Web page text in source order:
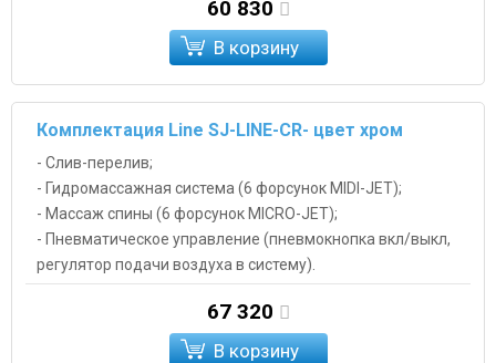
60 830
В корзину
Комплектация Line SJ-LINE-CR- цвет хром
- Слив-перелив;
- Гидромассажная система (6 форсунок MIDI-JET);
- Массаж спины (6 форсунок MICRO-JET);
- Пневматическое управление (пневмокнопка вкл/выкл,
регулятор подачи воздуха в систему).
67 320
В корзину